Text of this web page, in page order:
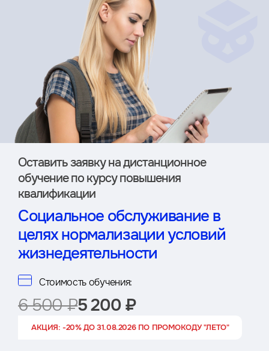
Оставить заявку на дистан­ционное
обучение по курсу повышения
квалификации
Социальное обслуживание в
целях нормализации условий
жизнедеятельности
Стоимость обучения:
6 500 ₽5 200 ₽
АКЦИЯ: -20% ДО 31.08.2026 ПО ПРОМОКОДУ "ЛЕТО"